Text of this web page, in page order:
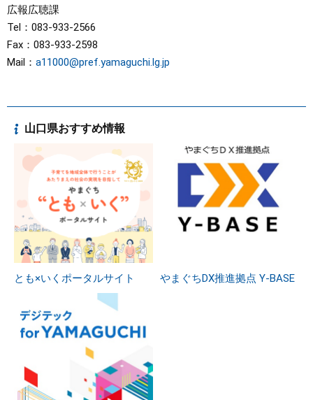
広報広聴課
Tel：083-933-2566
Fax：083-933-2598
Mail： a11000@pref.yamaguchi.lg.jp
山口県おすすめ情報
とも×いくポータルサイト やまぐちDX推進拠点 Y-BASE